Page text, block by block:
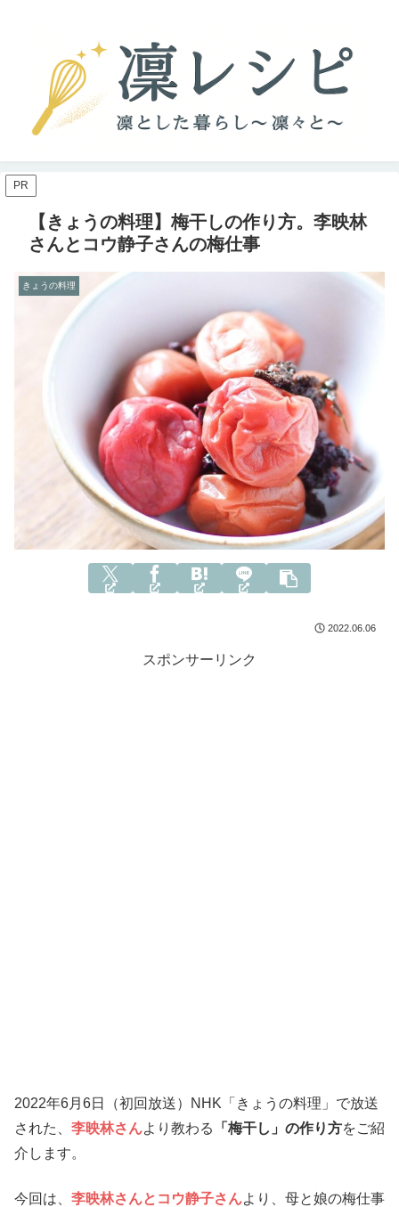
PR
【きょうの料理】梅干しの作り方。李映林
さんとコウ静子さんの梅仕事
きょうの料理
2022.06.06
スポンサーリンク
2022年6月6日（初回放送）NHK「きょうの料理」で放送
された、 李映林さんより教わる 「梅干し」の作り方をご紹
介します。
今回は、 李映林さんとコウ静子さんより、母と娘の梅仕事